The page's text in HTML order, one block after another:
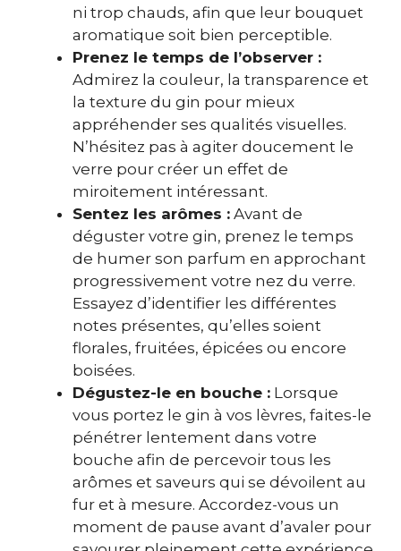
ni trop chauds, afin que leur bouquet
aromatique soit bien perceptible.
Prenez le temps de l’observer :
Admirez la couleur, la transparence et
la texture du gin pour mieux
appréhender ses qualités visuelles.
N’hésitez pas à agiter doucement le
verre pour créer un effet de
miroitement intéressant.
Sentez les arômes : Avant de
déguster votre gin, prenez le temps
de humer son parfum en approchant
progressivement votre nez du verre.
Essayez d’identifier les différentes
notes présentes, qu’elles soient
florales, fruitées, épicées ou encore
boisées.
Dégustez-le en bouche : Lorsque
vous portez le gin à vos lèvres, faites-le
pénétrer lentement dans votre
bouche afin de percevoir tous les
arômes et saveurs qui se dévoilent au
fur et à mesure. Accordez-vous un
moment de pause avant d’avaler pour